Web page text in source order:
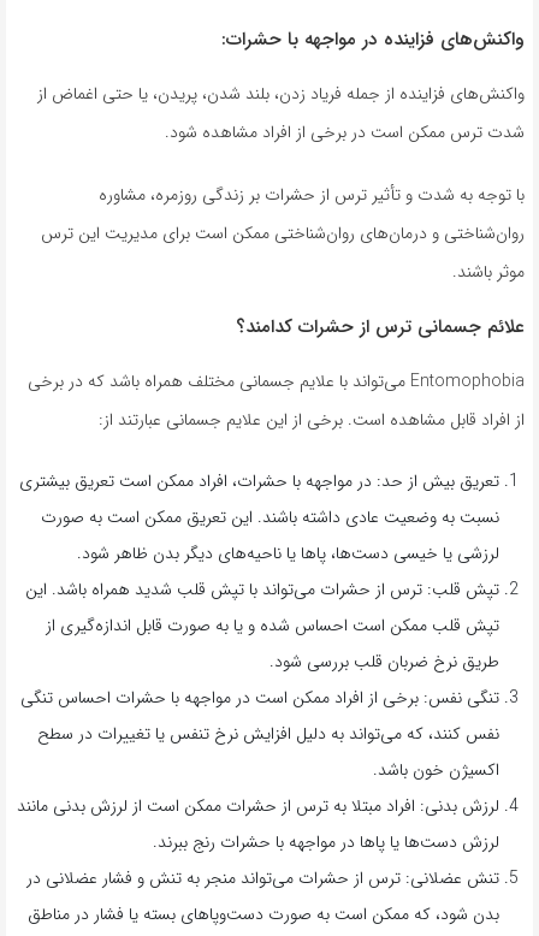
واکنش‌های فزاینده در مواجهه با حشرات:
واکنش‌های فزاینده از جمله فریاد زدن، بلند شدن، پریدن، یا حتی اغماض از
شدت ترس ممکن است در برخی از افراد مشاهده شود.
با توجه به شدت و تأثیر ترس از حشرات بر زندگی روزمره، مشاوره
روان‌شناختی و درمان‌های روان‌شناختی ممکن است برای مدیریت این ترس
موثر باشند.
علائم جسمانی ترس از حشرات کدامند؟
Entomophobia می‌تواند با علایم جسمانی مختلف همراه باشد که در برخی
از افراد قابل مشاهده است. برخی از این علایم جسمانی عبارتند از:
تعریق بیش از حد: در مواجهه با حشرات، افراد ممکن است تعریق بیشتری
نسبت به وضعیت عادی داشته باشند. این تعریق ممکن است به صورت
لرزشی یا خیسی دست‌ها، پاها یا ناحیه‌های دیگر بدن ظاهر شود.
تپش قلب: ترس از حشرات می‌تواند با تپش قلب شدید همراه باشد. این
تپش قلب ممکن است احساس شده و یا به صورت قابل اندازه‌گیری از
طریق نرخ ضربان قلب بررسی شود.
تنگی نفس: برخی از افراد ممکن است در مواجهه با حشرات احساس تنگی
نفس کنند، که می‌تواند به دلیل افزایش نرخ تنفس یا تغییرات در سطح
اکسیژن خون باشد.
لرزش بدنی: افراد مبتلا به ترس از حشرات ممکن است از لرزش بدنی مانند
لرزش دست‌ها یا پاها در مواجهه با حشرات رنج ببرند.
تنش عضلانی: ترس از حشرات می‌تواند منجر به تنش و فشار عضلانی در
بدن شود، که ممکن است به صورت دست‌وپاهای بسته یا فشار در مناطق